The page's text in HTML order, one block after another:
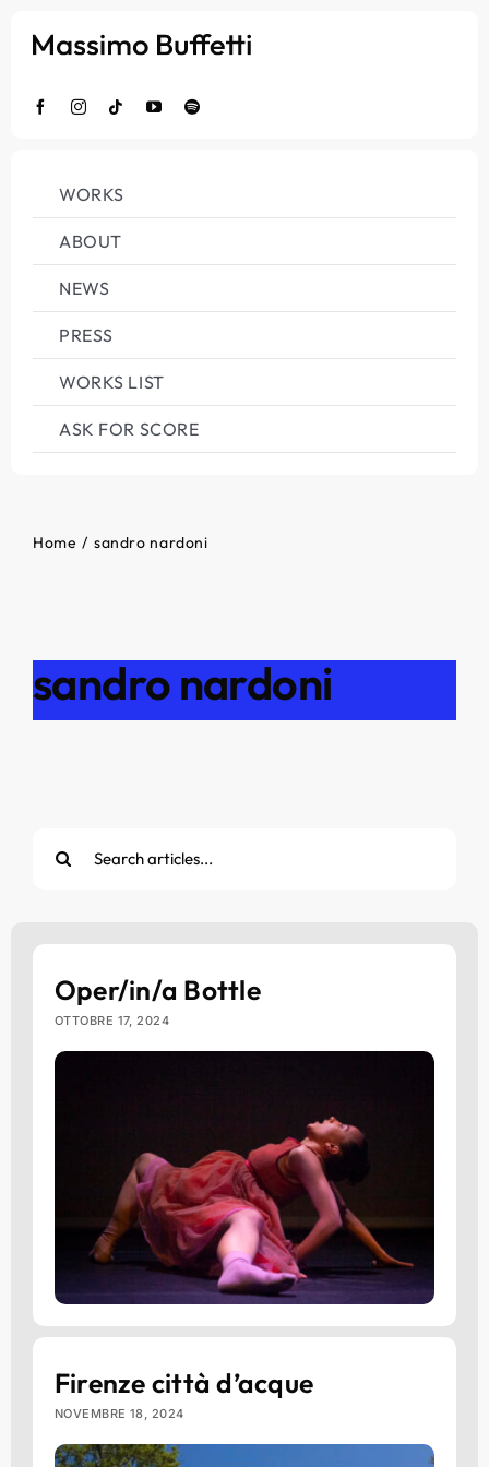
WORKS
ABOUT
NEWS
PRESS
WORKS LIST
ASK FOR SCORE
sandro nardoni
Home sandro nardoni
per:
Oper/in/a Bottle
OTTOBRE 17, 2024
Firenze città d’acque
NOVEMBRE 18, 2024